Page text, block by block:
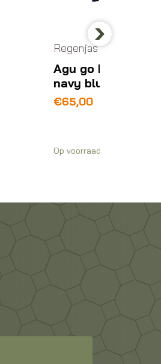
parka
146-152
winkel
Next